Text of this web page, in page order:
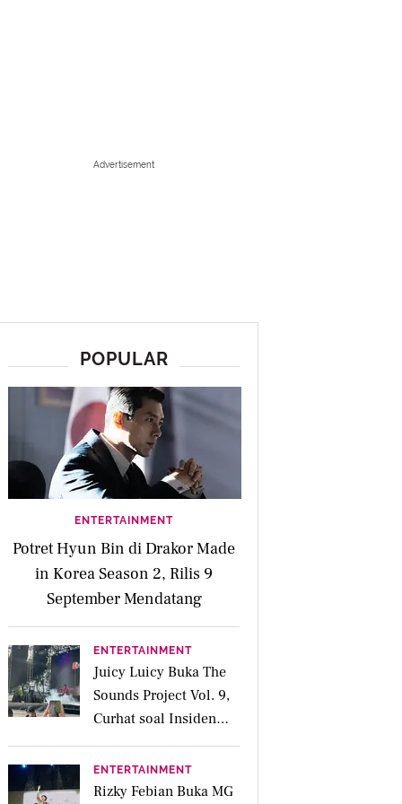
Advertisement
POPULAR
ENTERTAINMENT
Potret Hyun Bin di Drakor Made
in Korea Season 2, Rilis 9
September Mendatang
ENTERTAINMENT
Juicy Luicy Buka The
Sounds Project Vol. 9,
Curhat soal Insiden
Salah Kostum
ENTERTAINMENT
Rizky Febian Buka MG